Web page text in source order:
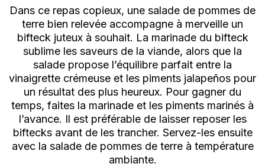
Dans ce repas copieux, une salade de pommes de
terre bien relevée accompagne à merveille un
bifteck juteux à souhait. La marinade du bifteck
sublime les saveurs de la viande, alors que la
salade propose l’équilibre parfait entre la
vinaigrette crémeuse et les piments jalapeños pour
un résultat des plus heureux. Pour gagner du
temps, faites la marinade et les piments marinés à
l’avance. Il est préférable de laisser reposer les
biftecks avant de les trancher. Servez-les ensuite
avec la salade de pommes de terre à température
ambiante.